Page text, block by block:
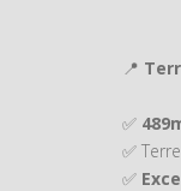
📍
✅
✅
✅